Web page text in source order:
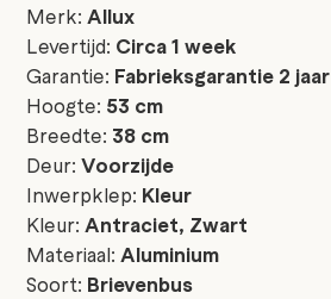
Merk: Allux
Levertijd: Circa 1 week
Garantie: Fabrieksgarantie 2 jaar
Hoogte: 53 cm
Breedte: 38 cm
Deur:Voorzijde
Inwerpklep: Kleur
Kleur: Antraciet, Zwart
Materiaal: Aluminium
Soort: Brievenbus